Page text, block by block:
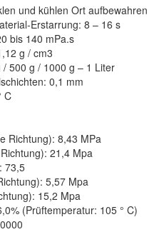
und kühlen Ort aufbewahren
Erstarrung: 8 – 16 s
bis 140 mPa.s
g / cm3
500 g / 1000 g – 1 Liter
0,1 mm
C
Richtung): 8,43 MPa
21,4 Mpa
73,5
5,57 Mpa
15,2 Mpa
(Prüftemperatur: 105 ° C)